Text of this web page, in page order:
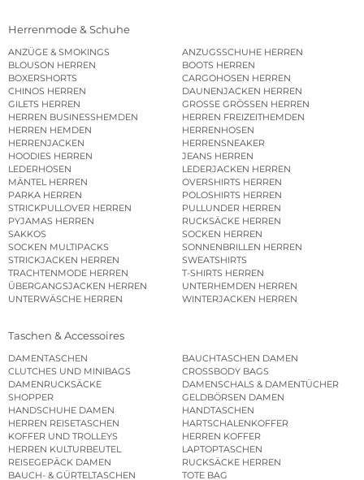
Herrenmode & Schuhe
ANZÜGE & SMOKINGS
ANZUGSSCHUHE HERREN
BLOUSON HERREN
BOOTS HERREN
BOXERSHORTS
CARGOHOSEN HERREN
CHINOS HERREN
DAUNENJACKEN HERREN
GILETS HERREN
GROSSE GRÖSSEN HERREN
HERREN BUSINESSHEMDEN
HERREN FREIZEITHEMDEN
HERREN HEMDEN
HERRENHOSEN
HERRENJACKEN
HERRENSNEAKER
HOODIES HERREN
JEANS HERREN
LEDERHOSEN
LEDERJACKEN HERREN
MÄNTEL HERREN
OVERSHIRTS HERREN
PARKA HERREN
POLOSHIRTS HERREN
STRICKPULLOVER HERREN
PULLUNDER HERREN
PYJAMAS HERREN
RUCKSÄCKE HERREN
SAKKOS
SOCKEN HERREN
SOCKEN MULTIPACKS
SONNENBRILLEN HERREN
STRICKJACKEN HERREN
SWEATSHIRTS
TRACHTENMODE HERREN
T-SHIRTS HERREN
ÜBERGANGSJACKEN HERREN
UNTERHEMDEN HERREN
UNTERWÄSCHE HERREN
WINTERJACKEN HERREN
Taschen & Accessoires
DAMENTASCHEN
BAUCHTASCHEN DAMEN
CLUTCHES UND MINIBAGS
CROSSBODY BAGS
DAMENRUCKSÄCKE
DAMENSCHALS & DAMENTÜCHER
SHOPPER
GELDBÖRSEN DAMEN
HANDSCHUHE DAMEN
HANDTASCHEN
HERREN REISETASCHEN
HARTSCHALENKOFFER
KOFFER UND TROLLEYS
HERREN KOFFER
HERREN KULTURBEUTEL
LAPTOPTASCHEN
REISEGEPÄCK DAMEN
RUCKSÄCKE HERREN
BAUCH- & GÜRTELTASCHEN
TOTE BAG